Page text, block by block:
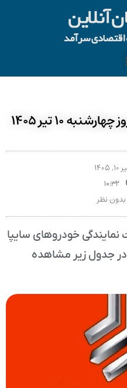
قیمت خودرو‌های سایپا امروز چهارشنبه ۱۰ تیر ۱۴۰۵
۱۴۰۵
۱۰:۳۲
بدون نظر
نمایندگی خودرو‌های سایپا
چهارشنبه ۱۰ تیر ۱۴۰۵ را در جدول زیر مشاهده